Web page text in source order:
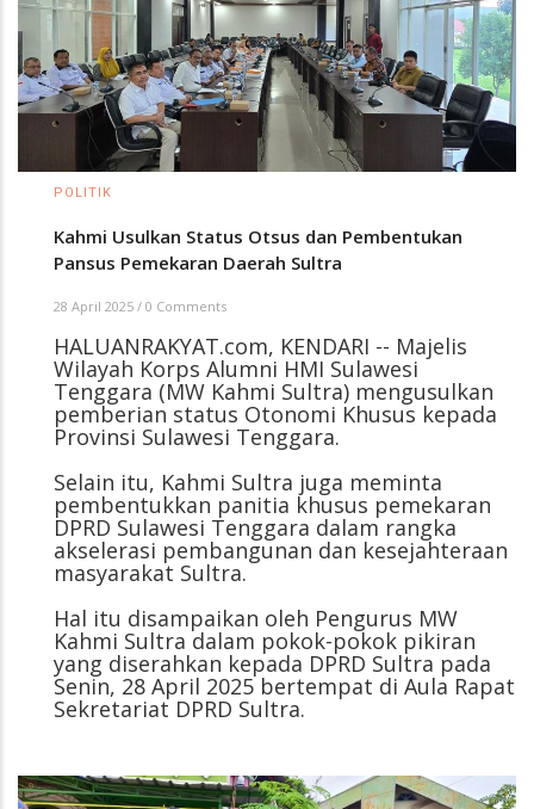
POLITIK
Kahmi Usulkan Status Otsus dan Pembentukan
Pansus Pemekaran Daerah Sultra
28 April 2025 / 0 Comments
HALUANRAKYAT.com, KENDARI -- Majelis
Wilayah Korps Alumni HMI Sulawesi
Tenggara (MW Kahmi Sultra) mengusulkan
pemberian status Otonomi Khusus kepada
Provinsi Sulawesi Tenggara.
Selain itu, Kahmi Sultra juga meminta
pembentukkan panitia khusus pemekaran
DPRD Sulawesi Tenggara dalam rangka
akselerasi pembangunan dan kesejahteraan
masyarakat Sultra.
Hal itu disampaikan oleh Pengurus MW
Kahmi Sultra dalam pokok-pokok pikiran
yang diserahkan kepada DPRD Sultra pada
Senin, 28 April 2025 bertempat di Aula Rapat
Sekretariat DPRD Sultra.